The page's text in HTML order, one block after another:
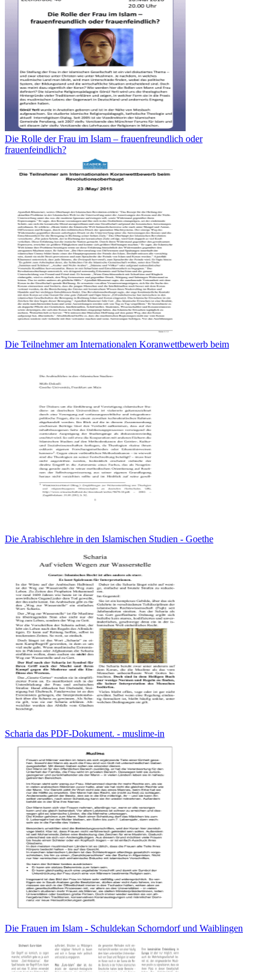
Die Rolle der Frau im Islam – frauenfreundlich oder
frauenfeindlich?
Die Teilnehmer am Internationalen Koranwettbewerb beim
Die Arabischlehre in den Islamischen Studien - Goethe
Scharia das PDF-Dokument. - muslime-in
Die Frauen im Islam - Schuldekan Schorndorf und Waiblingen